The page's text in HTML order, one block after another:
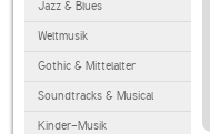
Jazz & Blues
Weltmusik
Gothic & Mittelalter
Soundtracks & Musical
Kinder-Musik